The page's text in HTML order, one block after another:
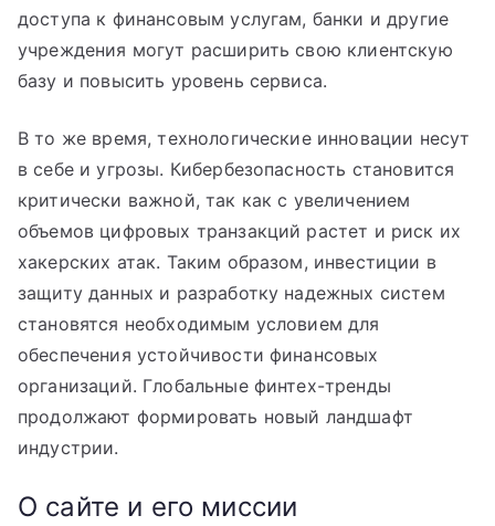
доступа к финансовым услугам, банки и другие
учреждения могут расширить свою клиентскую
базу и повысить уровень сервиса.
В то же время, технологические инновации несут
в себе и угрозы. Кибербезопасность становится
критически важной, так как с увеличением
объемов цифровых транзакций растет и риск их
хакерских атак. Таким образом, инвестиции в
защиту данных и разработку надежных систем
становятся необходимым условием для
обеспечения устойчивости финансовых
организаций. Глобальные финтех-тренды
продолжают формировать новый ландшафт
индустрии.
О сайте и его миссии